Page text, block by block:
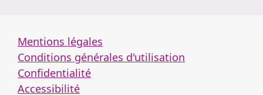
Mentions légales
Conditions générales d'utilisation
Confidentialité
Accessibilité